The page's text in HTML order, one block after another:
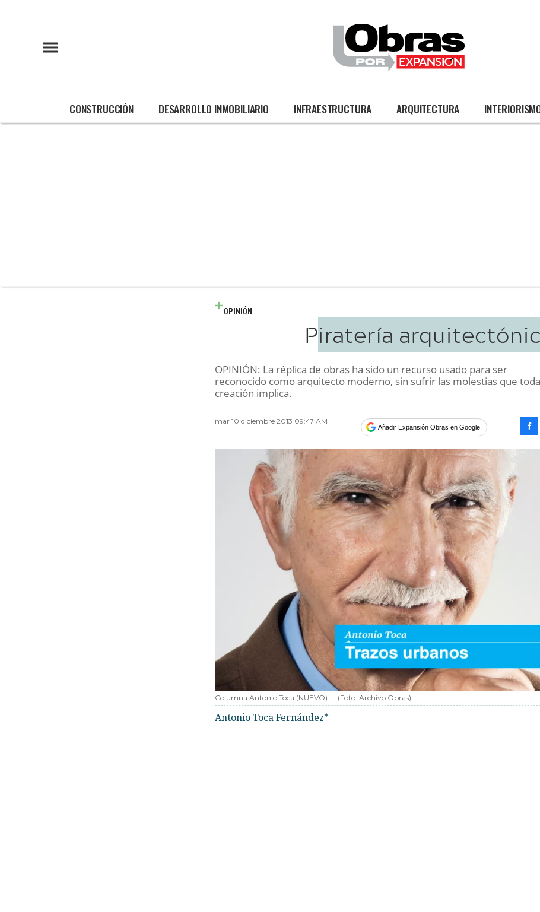
CONSTRUCCIÓN DESARROLLO INMOBILIARIO INFRAESTRUCTURA ARQUITECTURA
OPINIÓN
Piratería
OPINIÓN: La réplica de obras ha sido un recurso usado para ser
reconocido como arquitecto moderno, sin sufrir las molestias que toda
creación implica.
mar 10 diciembre 2013 09:47 AM
Añadir Expansión Obras en Google
Columna Antonio Toca (NUEVO) - (Foto: Archivo Obras)
Antonio Toca Fernández*